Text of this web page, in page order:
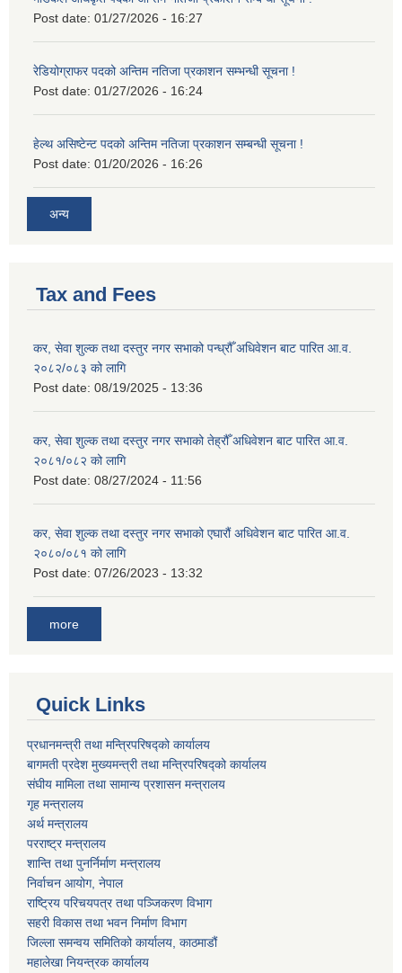
Post date: 01/27/2026 - 16:27
रेडियोग्राफर पदको अन्तिम नतिजा प्रकाशन सम्भन्धी सूचना !
Post date: 01/27/2026 - 16:24
हेल्थ असिष्टेन्ट पदको अन्तिम नतिजा प्रकाशन सम्बन्धी सूचना !
Post date: 01/20/2026 - 16:26
अन्य
Tax and Fees
कर, सेवा शुल्क तथा दस्तुर नगर सभाको पन्ध्रौँ अधिवेशन बाट पारित आ.व.
२०८२/०८३ को लागि
Post date: 08/19/2025 - 13:36
कर, सेवा शुल्क तथा दस्तुर नगर सभाको तेह्रौँ अधिवेशन बाट पारित आ.व.
२०८१/०८२ को लागि
Post date: 08/27/2024 - 11:56
कर, सेवा शुल्क तथा दस्तुर नगर सभाको एघारौं अधिवेशन बाट पारित आ.व.
२०८०/०८१ को लागि
Post date: 07/26/2023 - 13:32
more
Quick Links
प्रधानमन्त्री तथा मन्त्रिपरिषद्को कार्यालय
बागमती प्रदेश मुख्यमन्त्री तथा मन्त्रिपरिषद्को कार्यालय
संघीय मामिला तथा सामान्य प्रशासन मन्त्रालय
गृह मन्त्रालय
अर्थ मन्त्रालय
परराष्ट्र मन्त्रालय
शान्ति तथा पुनर्निर्माण मन्त्रालय
निर्वाचन आयोग, नेपाल
राष्ट्रिय परिचयपत्र तथा पञ्जिकरण विभाग
सहरी विकास तथा भवन निर्माण विभाग
जिल्ला समन्वय समितिको कार्यालय, काठमाडौं
महालेखा नियन्त्रक कार्यालय